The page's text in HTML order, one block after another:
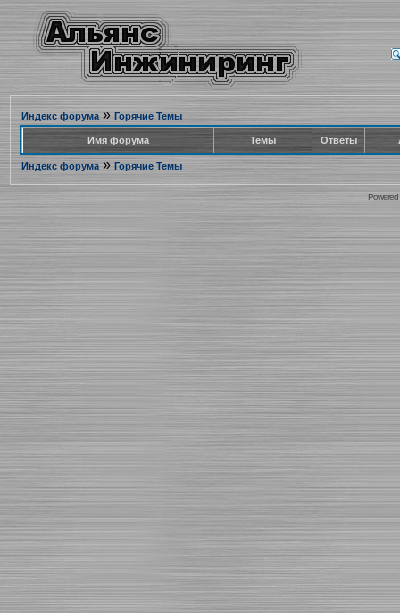
Индекс форума» Горячие Темы
Имя форума Темы Ответы
Индекс форума» Горячие Темы